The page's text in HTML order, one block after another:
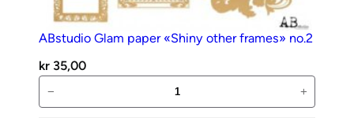
ABstudio Glam paper «Shiny other frames» no.2
kr 35,00
Glam
− +